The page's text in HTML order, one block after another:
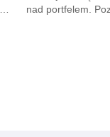
nad portfelem.